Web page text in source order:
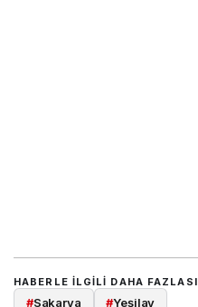
HABERLE ILGILI DAHA FAZLASI
#Sakarya #Yeşilay